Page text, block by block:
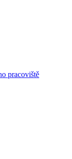
pracoviště